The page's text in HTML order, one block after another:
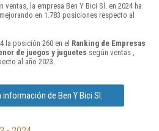
ventas, la empresa Ben Y Bici Sl. en 2024 ha
en 1.783 posiciones respecto al
la posición 260 en el Ranking de Empresas
de juegos y juguetes según ventas ,
al año 2023.
de Ben Y Bici Sl.